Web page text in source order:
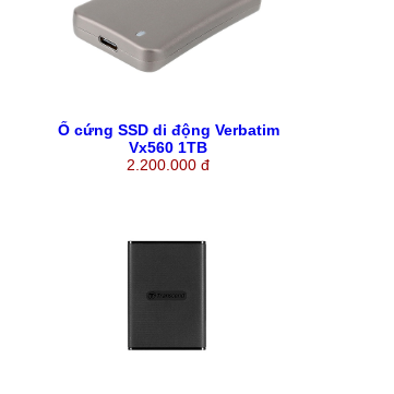
Ổ cứng SSD di động Verbatim
Vx560 1TB
2.200.000 đ